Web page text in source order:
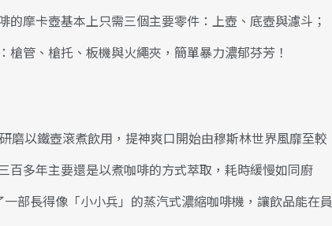
摩卡壺基本上只需三個主要零件：上壺、底壺與濾斗；
管、槍托、板機與火繩夾，簡單暴力濃郁芬芳！
磨以鐵壺滾煮飲用，提神爽口開始由穆斯林世界風靡至較
百多年主要還是以煮咖啡的方式萃取，耗時緩慢如同廚
部長得像「小小兵」的蒸汽式濃縮咖啡機，讓飲品能在員